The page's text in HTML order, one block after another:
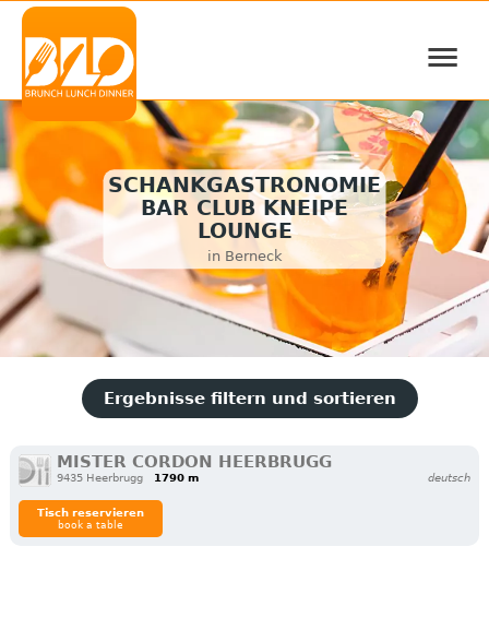
≡
SCHANKGASTRONOMIE
BAR CLUB KNEIPE
LOUNGE
in Berneck
Ergebnisse filtern und sortieren
MISTER CORDON HEERBRUGG
9435 Heerbrugg 1790 m deutsch
Tisch reservieren
book a table